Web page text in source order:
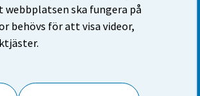
ska fungera på
behövs för att visa videor,